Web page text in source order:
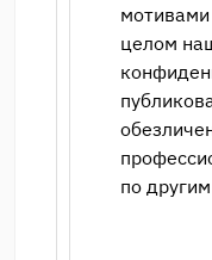
целом
по